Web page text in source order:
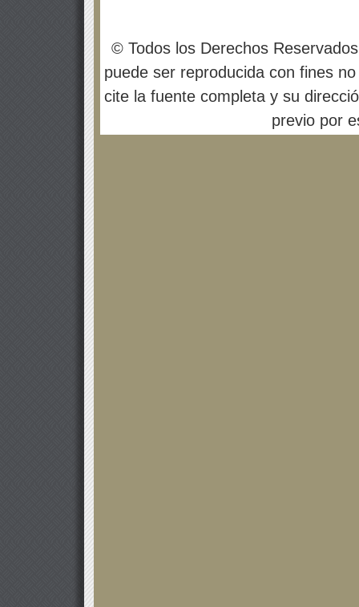
© Todos los Derechos
puede ser reproducida con fines
cite la fuente completa y su
previo por